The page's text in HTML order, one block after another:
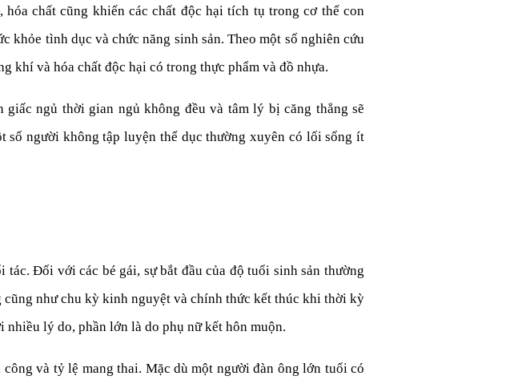
chất cũng khiến các chất độc hại tích tụ trong cơ thể con
khỏe tình dục và chức năng sinh sản. Theo một số nghiên cứu
khí và hóa chất độc hại có trong thực phẩm và đồ nhựa.
ngủ thời gian ngủ không đều và tâm lý bị căng thẳng sẽ
người không tập luyện thể dục thường xuyên có lối sống ít
Đối với các bé gái, sự bắt đầu của độ tuổi sinh sản thường
cũng như chu kỳ kinh nguyệt và chính thức kết thúc khi thời kỳ
lý do, phần lớn là do phụ nữ kết hôn muộn.
và tỷ lệ mang thai. Mặc dù một người đàn ông lớn tuổi có